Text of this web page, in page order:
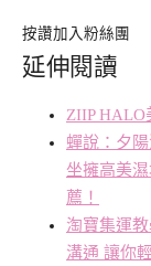
按讚加入粉絲團
延伸閱讀
ZIIP HALO
蟬說：夕
坐擁高美
薦！
淘寶集運
溝通 讓你